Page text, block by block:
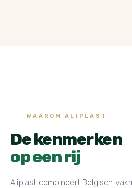
WAAROM ALIPLAST
De kenmerken
op een rij
Aliplast combineert Belgisch